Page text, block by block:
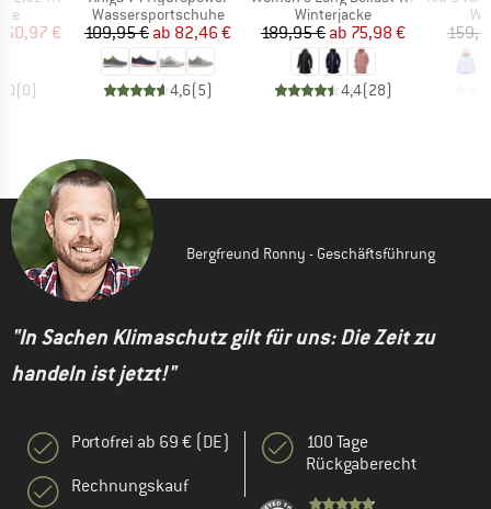
Preis
€
(0)
Produktgruppe
Wassersportschuhe
Preis
109,95 € reduzierter Preis
ab 82,46 €
4,6(5)
Produktgruppe
Winterjacke
Preis
189,95 € reduzierter Preis
ab 75,98 €
4,4(28)
Bergfreund Ronny - Geschäftsführung
"In Sachen Klimaschutz gilt für uns: Die Zeit zu
handeln ist jetzt!"
Portofrei ab 69 € (DE)
Rechnungskauf
100 Tage
Rückgaberecht